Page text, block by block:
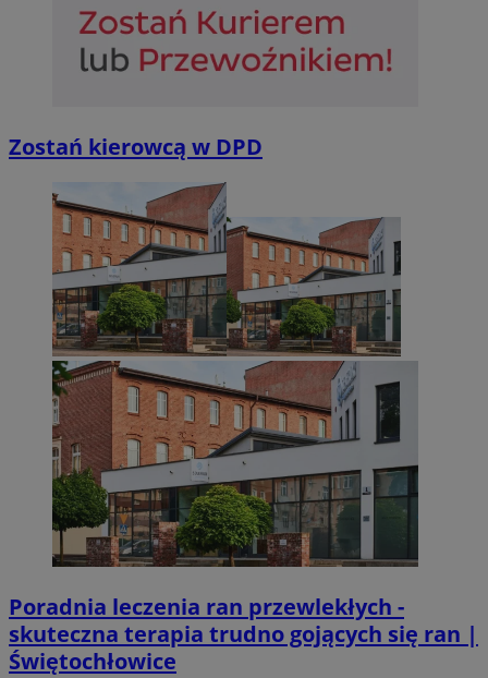
Zostań kierowcą w DPD
Poradnia leczenia ran przewlekłych -
skuteczna terapia trudno gojących się ran |
Świętochłowice